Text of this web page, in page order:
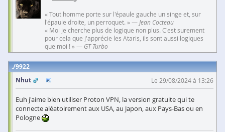
« Tout homme porte sur l'épaule gauche un singe et, sur
l'épaule droite, un perroquet. » —Jean Cocteau
« Moi je cherche plus de logique non plus. C'est surement
pour cela que j'apprécie les Ataris, ils sont aussi logiques
que moi ! » — GT Turbo
9922
Nhut
Le 29/08/2024 à 13:26
Euh j'aime bien utiliser Proton VPN, la version gratuite qui te
connecte aléatoirement aux USA, au Japon, aux Pays-Bas ou en
Pologne